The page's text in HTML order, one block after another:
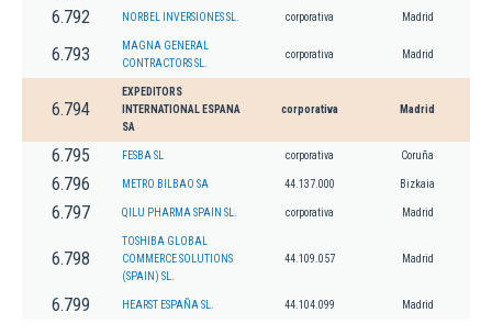
6.792 NORBEL INVERSIONES SL. corporativa Madrid
6.793
MAGNA GENERAL
CONTRACTORS SL.
corporativa Madrid
6.794
EXPEDITORS
INTERNATIONAL ESPANA
SA
corporativa Madrid
6.795 FESBA SL corporativa Coruña
6.796 METRO BILBAO SA 44.137.000 Bizkaia
6.797 QILU PHARMA SPAIN SL. corporativa Madrid
6.798
TOSHIBA GLOBAL
COMMERCE SOLUTIONS
(SPAIN) SL.
44.109.057 Madrid
6.799 HEARST ESPAÑA SL. 44.104.099 Madrid